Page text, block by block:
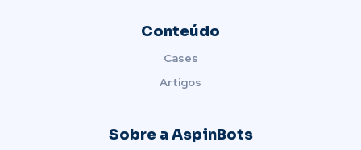
Conteúdo
Cases
Artigos
Sobre a AspinBots